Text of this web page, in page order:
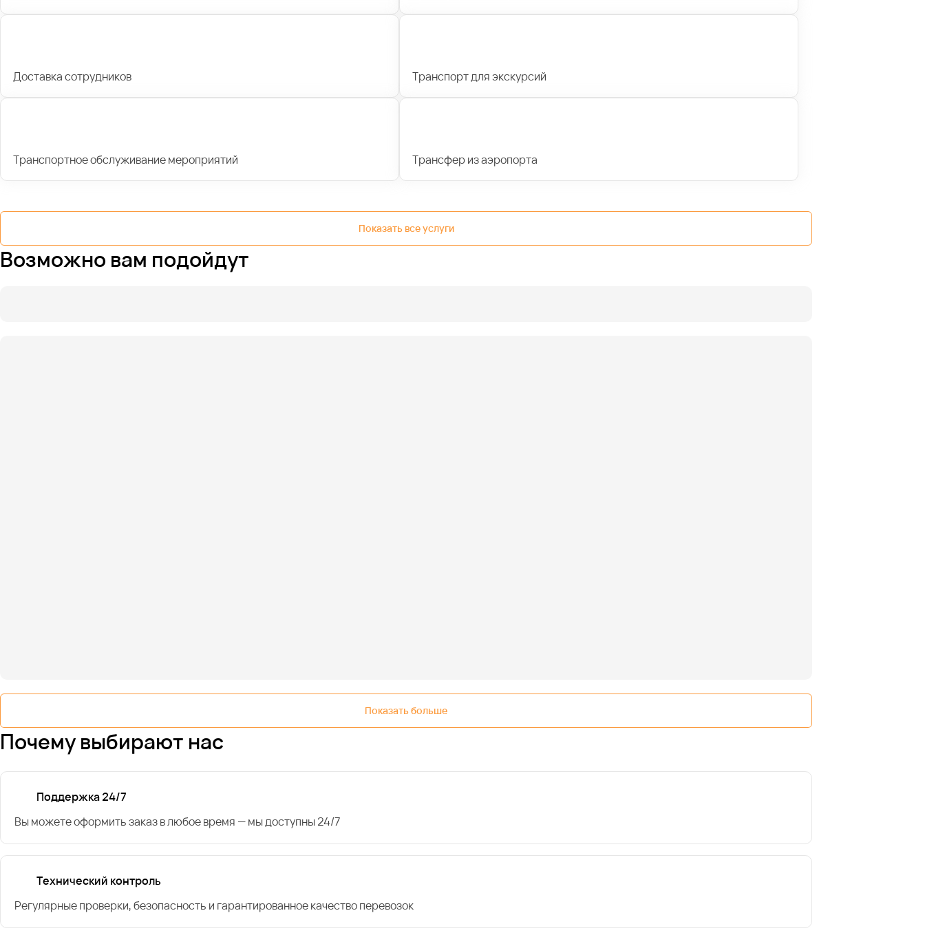
Доставка сотрудников Транспорт для экскурсий
Транспортное обслуживание мероприятий Трансфер из аэропорта
Показать все услуги
Возможно вам подойдут
Показать больше
Почему выбирают нас
Поддержка 24/7
Вы можете оформить заказ в любое время — мы доступны 24/7
Технический контроль
Регулярные проверки, безопасность и гарантированное качество перевозок